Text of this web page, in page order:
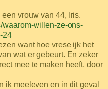
vrouw van 44, Iris.
waarom-willen-ze-ons-
24
want hoe vreselijk het
wat er gebeurt. En zeker
mee te maken heeft, door
ik meeleven en in dit geval